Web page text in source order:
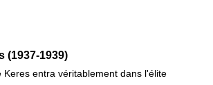
(1937-1939)
Keres entra véritablement dans l'élite